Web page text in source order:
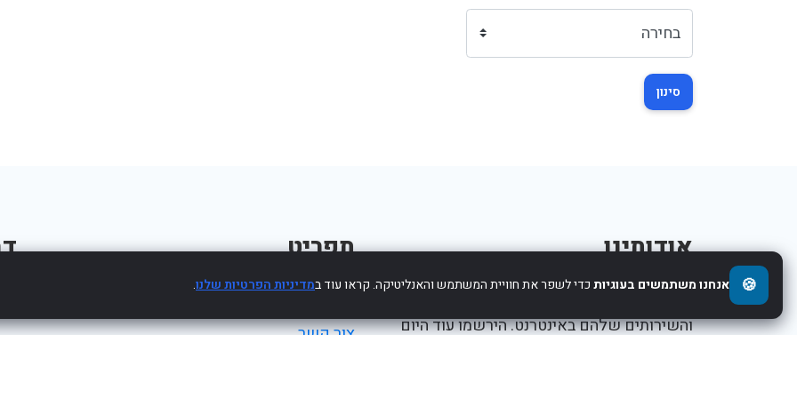
סינון
אודותינו
והשירותים שלהם באינטרנט. הירשמו עוד היום
תפריט
צור קשר
🍪 אנחנו משתמשים בעוגיותכדי לשפר את חוויית המשתמש והאנליטיקה. קראו עוד במדיניות הפרטיות שלנו.